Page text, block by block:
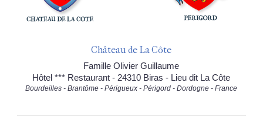
Château de La Côte
Famille Olivier Guillaume
Hôtel *** Restaurant - 24310 Biras - Lieu dit La Côte
Bourdeilles - Brantôme - Périgueux - Périgord - Dordogne - France